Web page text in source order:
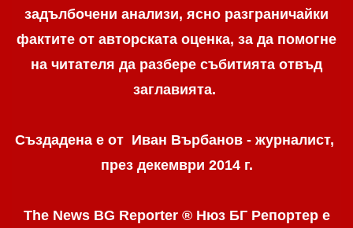
задълбочени анализи, ясно разграничaйки
фактите от авторската оценка, за да помогне
на читателя да разбере събитията отвъд
заглавията.
Създадена е от Иван Върбанов - журналист,
през декември 2014 г.
The News BG Reporter ® Нюз БГ Репортере